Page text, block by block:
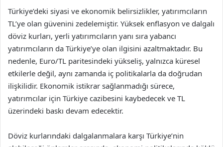
Türkiye’deki siyasi ve ekonomik belirsizlikler, yatırımcıların
TL’ye olan güvenini zedelemiştir. Yüksek enflasyon ve dalgalı
döviz kurları, yerli yatırımcıların yanı sıra yabancı
yatırımcıların da Türkiye’ye olan ilgisini azaltmaktadır. Bu
nedenle, Euro/TL paritesindeki yükseliş, yalnızca küresel
etkilerle değil, aynı zamanda iç politikalarla da doğrudan
ilişkilidir. Ekonomik istikrar sağlanmadığı sürece,
yatırımcılar için Türkiye cazibesini kaybedecek ve TL
üzerindeki baskı devam edecektir.
Döviz kurlarındaki dalgalanmalara karşı Türkiye’nin